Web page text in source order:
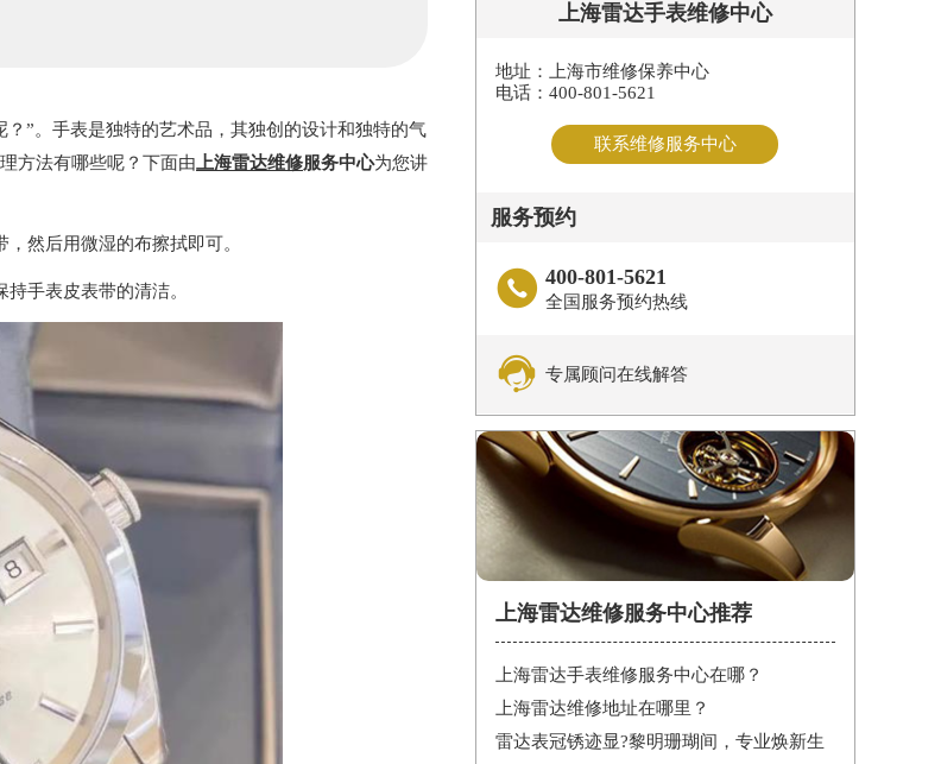
”。手表是独特的艺术品，其独创的设计和独特的气
方法有哪些呢？下面由 上海雷达维修服务中心为您讲
然后用微湿的布擦拭即可。
手表皮表带的清洁。
上海雷达手表维修中心
地址：上海市维修保养中心
电话：400-801-5621
联系维修服务中心
服务预约
 400-801-5621
全国服务预约热线
 专属顾问在线解答
上海雷达维修服务中心推荐
上海雷达手表维修服务中心在哪？
上海雷达维修地址在哪里？
雷达表冠锈迹显?黎明珊瑚间，专业焕新生